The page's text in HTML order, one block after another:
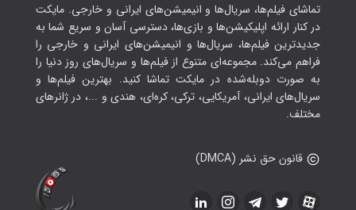
تماشای فیلم‌ها، سریال‌ها و انیمیشن‌های ایرانی و خارجی. مایکت
در کنار ارائه اپلیکیشن‌ها و بازی‌ها، دسترسی آسان و سریع شما به
جدیدترین فیلم‌ها، سریال‌ها و انیمیشن‌های ایرانی و خارجی را
فراهم می‌کند. مجموعه‌ای متنوع از فیلم‌ها و سریال‌های روز دنیا را
به صورت دوبله‌شده در مایکت تماشا کنید. بهترین فیلم‌ها و
سریال‌های ایرانی، آمریکایی، ترکی، کره‌ای، هندی و ...، در ژانرهای
مختلف.
قانون حق نشر (DMCA)